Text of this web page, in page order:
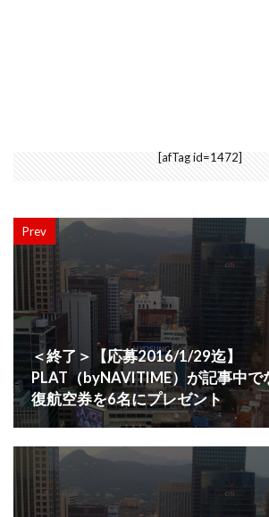
[afTag id=1472]
Prev
＜終了＞【応募2016/1/29迄】
PLAT（byNAVITIME）が記事中
復航空券を6名にプレゼント